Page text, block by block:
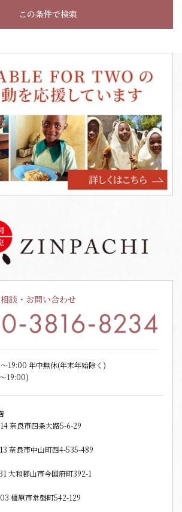
この条件で検索
談・お問い合わせ
19:00 年中無休(年末年始除く)
19:00)
奈良市四条大路5-6-29
奈良市中山町西4-535-489
大和郡山市今国府町392-1
橿原市常盤町542-129